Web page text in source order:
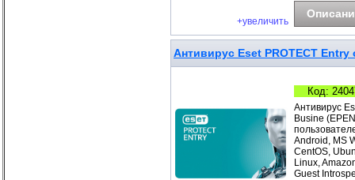
+увеличить
Антивирус Eset PROTECT
Код:
Антивирус
Busine
Android, MS
CentOS,
Linux,
Guest